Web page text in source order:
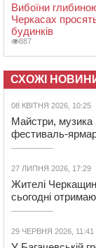
Вибоїни
Черкасах
будинків
887
СХОЖІ
08 КВІТНЯ 2026, 10:25
Майстри, музика
фестиваль-
27 ЛИПНЯ 2026, 17:29
Жителі
сьогодні
29 ЧЕРВНЯ 2026, 11:41